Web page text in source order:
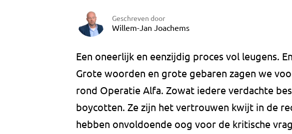
Geschreven door
Willem-Jan Joachems
Een oneerlijk en eenzijdig proces vol leugens.
Grote woorden en grote gebaren zagen we
rond Operatie Alfa. Zowat iedere verdachte
boycotten. Ze zijn het vertrouwen kwijt in de
hebben onvoldoende oog voor de kritische